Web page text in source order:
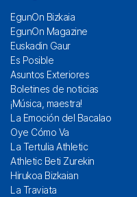
EgunOn Bizkaia
EgunOn Magazine
Euskadin Gaur
Es Posible
Asuntos Exteriores
Boletines de noticias
¡Música, maestra!
La Emoción del Bacalao
Oye Cómo Va
La Tertulia Athletic
Athletic Beti Zurekin
Hirukoa Bizkaian
La Traviata